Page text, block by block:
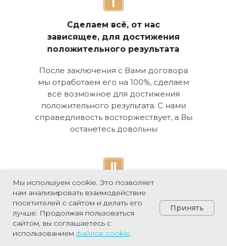
После заключения с Вами договора
мы отработаем его на 100%, сделаем
всё возможное для достижения
положительного результата. С нами
справедливость восторжествует, а Вы
останетесь довольны
Иногда противоположная сторона
Сделаем всё, от нас
зависящее, для достижения
положительного результата
Мы не продаемся - какие бы
деньги нам не предлагала
противоположная сторона
Позвонить
Мы используем cookie. Это позволяет
нам анализировать взаимодействие
посетителей с сайтом и делать его
лучше. Продолжая пользоваться
сайтом, вы соглашаетесь с
использованием файлов cookie.
Принять